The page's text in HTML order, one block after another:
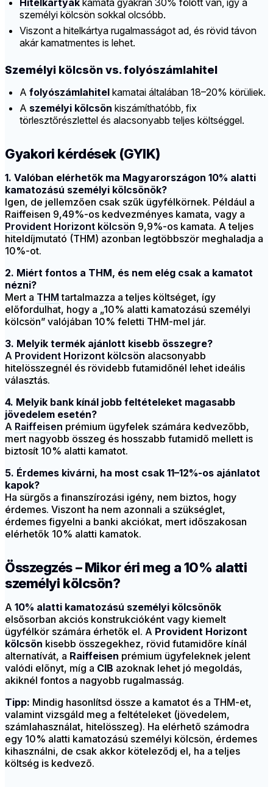
Hitelkártyák kamata gyakran 30% fölött van, így a
személyi kölcsön sokkal olcsóbb.
Viszont a hitelkártya rugalmasságot ad, és rövid távon
akár kamatmentes is lehet.
Személyi kölcsön vs. folyószámlahitel
A folyószámlahitel kamatai általában 18–20% körüliek.
A személyi kölcsön kiszámíthatóbb, fix
törlesztőrészlettel és alacsonyabb teljes költséggel.
Gyakori kérdések (GYIK)
1. Valóban elérhetők ma Magyarországon 10% alatti
kamatozású személyi kölcsönök?
Igen, de jellemzően csak szűk ügyfélkörnek. Például a
Raiffeisen 9,49%-os kedvezményes kamata, vagy a
Provident Horizont kölcsön 9,9%-os kamata. A teljes
hiteldíjmutató (THM) azonban legtöbbször meghaladja a
10%-ot.
2. Miért fontos a THM, és nem elég csak a kamatot
nézni?
Mert a THM tartalmazza a teljes költséget, így
előfordulhat, hogy a „10% alatti kamatozású személyi
kölcsön” valójában 10% feletti THM-mel jár.
3. Melyik termék ajánlott kisebb összegre?
A Provident Horizont kölcsön alacsonyabb
hitelösszegnél és rövidebb futamidőnél lehet ideális
választás.
4. Melyik bank kínál jobb feltételeket magasabb
jövedelem esetén?
A Raiffeisen prémium ügyfelek számára kedvezőbb,
mert nagyobb összeg és hosszabb futamidő mellett is
biztosít 10% alatti kamatot.
5. Érdemes kivárni, ha most csak 11–12%-os ajánlatot
kapok?
Ha sürgős a finanszírozási igény, nem biztos, hogy
érdemes. Viszont ha nem azonnali a szükséglet,
érdemes figyelni a banki akciókat, mert időszakosan
elérhetők 10% alatti kamatok.
Összegzés – Mikor éri meg a 10% alatti
személyi kölcsön?
A 10% alatti kamatozású személyi kölcsönök
elsősorban akciós konstrukcióként vagy kiemelt
ügyfélkör számára érhetők el. A Provident Horizont
kölcsön kisebb összegekhez, rövid futamidőre kínál
alternatívát, a Raiffeisen prémium ügyfeleknek jelent
valódi előnyt, míg a CIB azoknak lehet jó megoldás,
akiknél fontos a nagyobb rugalmasság.
Tipp: Mindig hasonlítsd össze a kamatot és a THM-et,
valamint vizsgáld meg a feltételeket (jövedelem,
számlahasználat, hitelösszeg). Ha elérhető számodra
egy 10% alatti kamatozású személyi kölcsön, érdemes
kihasználni, de csak akkor köteleződj el, ha a teljes
költség is kedvező.